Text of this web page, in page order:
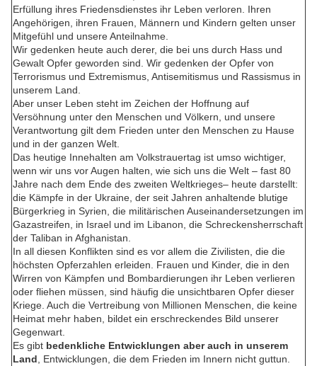
Erfüllung ihres Friedensdienstes ihr Leben verloren. Ihren
Angehörigen, ihren Frauen, Männern und Kindern gelten unser
Mitgefühl und unsere Anteilnahme.
Wir gedenken heute auch derer, die bei uns durch Hass und
Gewalt Opfer geworden sind. Wir gedenken der Opfer von
Terrorismus und Extremismus, Antisemitismus und Rassismus in
unserem Land.
Aber unser Leben steht im Zeichen der Hoffnung auf
Versöhnung unter den Menschen und Völkern, und unsere
Verantwortung gilt dem Frieden unter den Menschen zu Hause
und in der ganzen Welt.
Das heutige Innehalten am Volkstrauertag ist umso wichtiger,
wenn wir uns vor Augen halten, wie sich uns die Welt – fast 80
Jahre nach dem Ende des zweiten Weltkrieges– heute darstellt:
die Kämpfe in der Ukraine, der seit Jahren anhaltende blutige
Bürgerkrieg in Syrien, die militärischen Auseinandersetzungen im
Gazastreifen, in Israel und im Libanon, die Schreckensherrschaft
der Taliban in Afghanistan.
In all diesen Konflikten sind es vor allem die Zivilisten, die die
höchsten Opferzahlen erleiden. Frauen und Kinder, die in den
Wirren von Kämpfen und Bombardierungen ihr Leben verlieren
oder fliehen müssen, sind häufig die unsichtbaren Opfer dieser
Kriege. Auch die Vertreibung von Millionen Menschen, die keine
Heimat mehr haben, bildet ein erschreckendes Bild unserer
Gegenwart.
Es gibt bedenkliche Entwicklungen aber auch in unserem
Land , Entwicklungen, die dem Frieden im Innern nicht guttun.